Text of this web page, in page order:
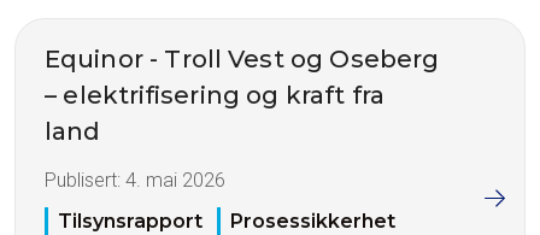
Equinor - Troll Vest og Oseberg
– elektrifisering og kraft fra
land
Publisert: 4. mai 2026
Tilsynsrapport
Prosessikkerhet